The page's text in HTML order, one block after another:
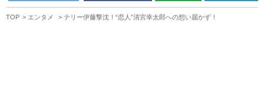
TOP エンタメ テリー伊藤撃沈！“恋人”清宮幸太郎への想い届かず！